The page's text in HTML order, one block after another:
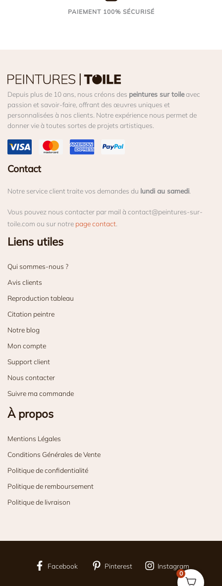
PAIEMENT 100% SÉCURISÉ
Depuis plus de 10 ans, nous créons des peintures sur toileavec
passion et savoir-faire, offrant des œuvres uniques et
personnalisées à nos clients. Notre expérience nous permet de
donner vie à toutes sortes de projets artistiques.
Contact
Notre service client traite vos demandes du lundi au samedi
Vous pouvez nous contacter par mail à contact@peintures-sur-
toile.com ou sur notre page contact
Liens utiles
Qui sommes-nous ?
Avis clients
Reproduction tableau
Citation peintre
Notre blog
Mon compte
Support client
Nous contacter
Suivre ma commande
À propos
Mentions Légales
Conditions Générales de Vente
Politique de confidentialité
Politique de remboursement
Politique de livraison
Facebook Pinterest Instagram
0